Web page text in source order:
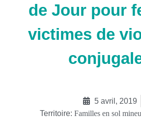
de Jour pour
victimes de
5 avril, 2019
Territoire: Familles en sol